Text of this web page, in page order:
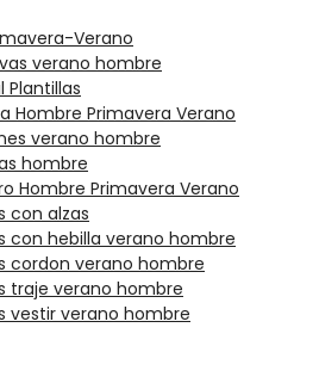
Verano
verano hombre
Plantillas
Hombre Primavera Verano
verano hombre
hombre
Hombre Primavera Verano
con alzas
con hebilla verano hombre
cordon verano hombre
traje verano hombre
vestir verano hombre